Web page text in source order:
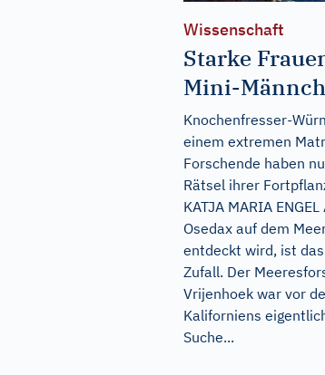
Wissenschaft
Starke
Mini-
Knochenfresser-
einem extremen
Forschende haben
Rätsel ihrer
KATJA MARIA
Osedax auf dem
entdeckt wird, ist
Zufall. Der
Vrijenhoek war vor
Kaliforniens
Suche...